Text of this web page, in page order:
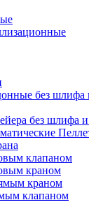
без
без шлифа
клапаном
краном
краном
клапаном